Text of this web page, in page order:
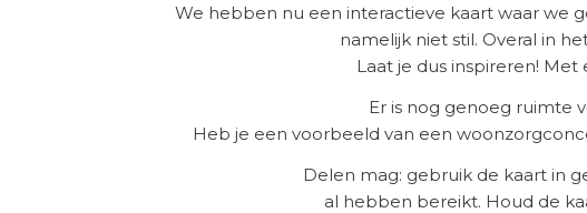
We hebben nu een interactieve kaart waar we
namelijk niet stil. Overal in
Laat je dus inspireren!
Er is nog genoeg ruimte
Heb je een voorbeeld van een
Delen mag: gebruik de kaart in
al hebben bereikt. Houd de